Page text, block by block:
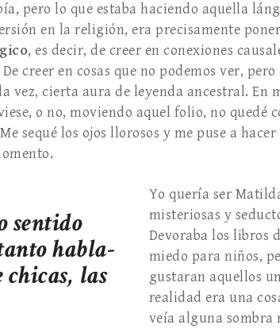
pero lo que estaba haciendo aquella
en la religión, era precisamente
, es decir, de creer en conexiones
creer en cosas que no podemos ver,
vez, cierta aura de leyenda ancestral. En
o no, moviendo aquel folio, no quedé
sequé los ojos llorosos y me puse a
sentido
habla-
chicas, las
Yo quería ser
misteriosas y
Devoraba los libros
miedo para niños,
gustaran aquellos
realidad era una
veía alguna sombra